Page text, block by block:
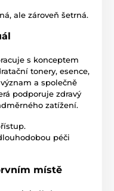
ale zároveň šetrná.
s konceptem
tonery, esence,
a společně
podporuje zdravý
zatížení.
péči
místě